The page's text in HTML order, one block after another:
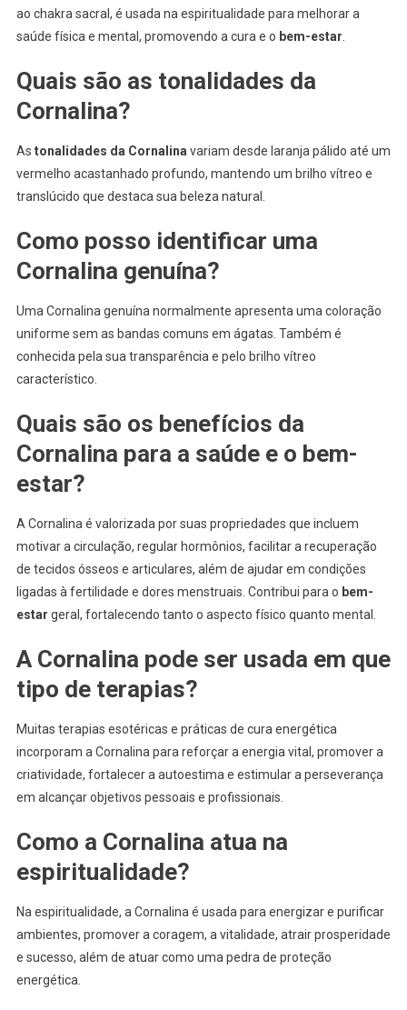
ao chakra sacral, é usada na espiritualidade para melhorar a
saúde física e mental, promovendo a cura e o bem-estar
Quais são as tonalidades da
Cornalina?
As tonalidades da Cornalina variam desde laranja pálido até um
vermelho acastanhado profundo, mantendo um brilho vítreo e
translúcido que destaca sua beleza natural.
Como posso identificar uma
Cornalina genuína?
Uma Cornalina genuína normalmente apresenta uma coloração
uniforme sem as bandas comuns em ágatas. Também é
conhecida pela sua transparência e pelo brilho vítreo
característico.
Quais são os benefícios da
Cornalina para a saúde e o bem-
estar?
A Cornalina é valorizada por suas propriedades que incluem
motivar a circulação, regular hormônios, facilitar a recuperação
de tecidos ósseos e articulares, além de ajudar em condições
ligadas à fertilidade e dores menstruais. Contribui para o bem-
estar geral, fortalecendo tanto o aspecto físico quanto mental.
A Cornalina pode ser usada em que
tipo de terapias?
Muitas terapias esotéricas e práticas de cura energética
incorporam a Cornalina para reforçar a energia vital, promover a
criatividade, fortalecer a autoestima e estimular a perseverança
em alcançar objetivos pessoais e profissionais.
Como a Cornalina atua na
espiritualidade?
Na espiritualidade, a Cornalina é usada para energizar e purificar
ambientes, promover a coragem, a vitalidade, atrair prosperidade
e sucesso, além de atuar como uma pedra de proteção
energética.